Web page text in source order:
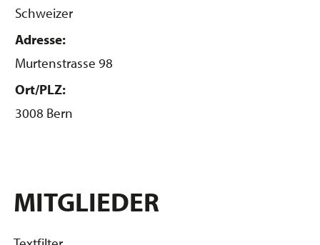
Schweizer
Adresse:
Murtenstrasse 98
Ort/PLZ:
3008 Bern
MITGLIEDER